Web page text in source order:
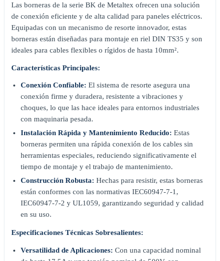
Las borneras de la serie BK de Metaltex ofrecen una solución
de conexión eficiente y de alta calidad para paneles eléctricos.
Equipadas con un mecanismo de resorte innovador, estas
borneras están diseñadas para montaje en riel DIN TS35 y son
ideales para cables flexibles o rígidos de hasta 10mm².
Características Principales:
Conexión Confiable: El sistema de resorte asegura una
conexión firme y duradera, resistente a vibraciones y
choques, lo que las hace ideales para entornos industriales
con maquinaria pesada.
Instalación Rápida y Mantenimiento Reducido: Estas
borneras permiten una rápida conexión de los cables sin
herramientas especiales, reduciendo significativamente el
tiempo de montaje y el trabajo de mantenimiento.
Construcción Robusta: Hechas para resistir, estas borneras
están conformes con las normativas IEC60947-7-1,
IEC60947-7-2 y UL1059, garantizando seguridad y calidad
en su uso.
Especificaciones Técnicas Sobresalientes:
Versatilidad de Aplicaciones: Con una capacidad nominal